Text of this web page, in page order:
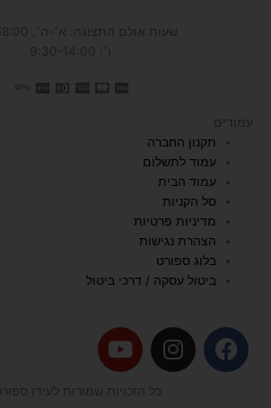
שעות אולם התצוגה: א׳-ה׳, 9:00-18:00
עמודים
תקנון החברה
עמוד לתשלום
עמוד הבית
סל הקניות
מדיניות פרטיות
הצהרת נגישות
בלוג ספורט
ביטול עסקה / דרכי ביטול
F
a
I
n
Y
o
u
כל הזכויות שמורות לעידו